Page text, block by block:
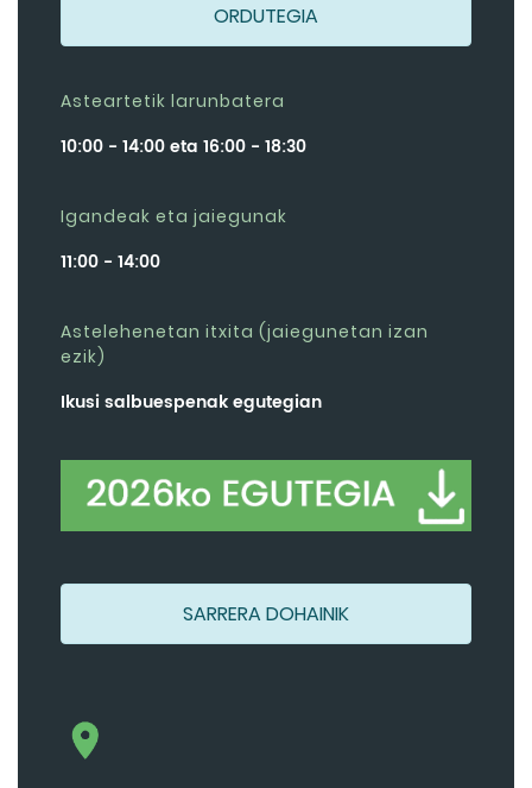
ORDUTEGIA
Asteartetik larunbatera
10:00 - 14:00 eta 16:00 - 18:30
Igandeak eta jaiegunak
11:00 - 14:00
Astelehenetan itxita (jaiegunetan izan
ezik)
Ikusi salbuespenak egutegian
SARRERA DOHAINIK